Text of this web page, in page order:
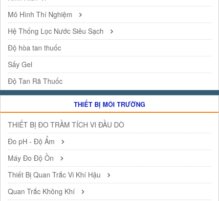
Mô Hình Thí Nghiệm
Hệ Thống Lọc Nước Siêu Sạch
Độ hòa tan thuốc
Sấy Gel
Độ Tan Rã Thuốc
THIẾT BỊ MÔI TRƯỜNG
THIẾT BỊ ĐO TRẦM TÍCH VI ĐẦU DÒ
Đo pH - Độ Ẩm
Máy Đo Độ Ồn
Thiết Bị Quan Trắc Vi Khí Hậu
Quan Trắc Không Khí